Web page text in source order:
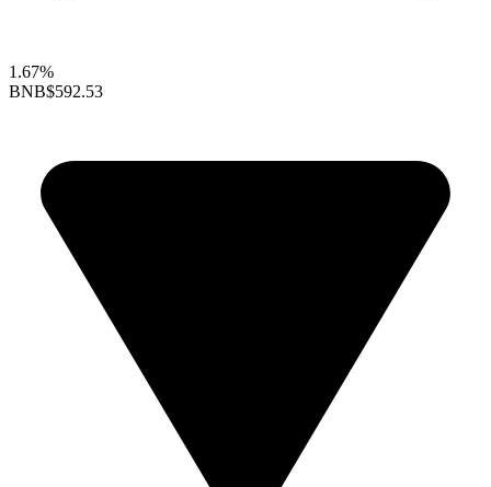
1.67%
BNB$592.53